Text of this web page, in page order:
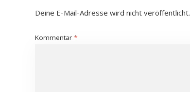
Deine E-Mail-Adresse wird nicht veröffentlicht.
Kommentar *